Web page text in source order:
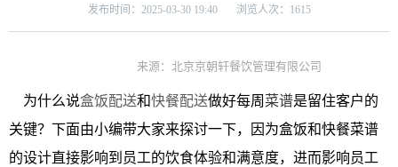
发布时间： 2025-03-30 19:40 浏览人次：1615
来源：北京京朝轩餐饮管理有限公司
为什么说盒饭配送和快餐配送做好每周 菜谱是留住客户的
关键？下面由小编带大家来探讨一下，因为盒饭和快餐菜谱
的设计直接影响到员工的饮食体验和满意度，进而影响员工